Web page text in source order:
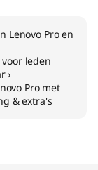
Lenovo Pro en
leden
›
Pro met
& extra's